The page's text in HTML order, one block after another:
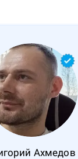
Ахмедов